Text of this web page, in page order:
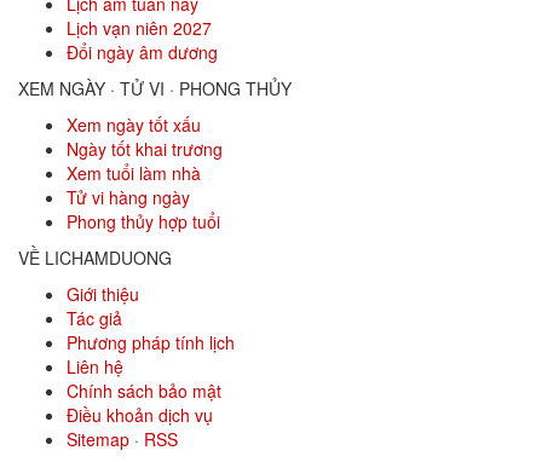
Lịch vạn niên 2027
Đổi ngày âm dương
XEM NGÀY · TỬ VI · PHONG THỦY
Xem ngày tốt xấu
Ngày tốt khai trương
Xem tuổi làm nhà
Tử vi hàng ngày
Phong thủy hợp tuổi
VỀ LICHAMDUONG
Giới thiệu
Tác giả
Phương pháp tính lịch
Liên hệ
Chính sách bảo mật
Điều khoản dịch vụ
Sitemap · RSS